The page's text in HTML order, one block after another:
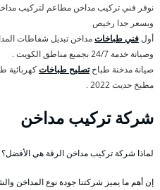
نوفر فني تركيب مداخن مطاعم لتركيب
وبسعر جدا رخيص
أولفني طباخاتمداخن تبديل شفاطات
وصيانة خدمة 24/7 بجميع مناطق الكويت .
صيانة مدخنة طباختصليح طباخاتكهربائية
مطبخ حديث 2022 .
شركة تركيب مداخن
لماذا شركة تركيب مداخن الرقة هي الأفضل؟
إن أهم ما يميز شركتنا جودة نوع المداخن